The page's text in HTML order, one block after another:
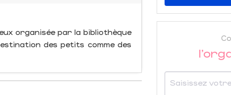
organisée par la bibliothèque
des petits comme des